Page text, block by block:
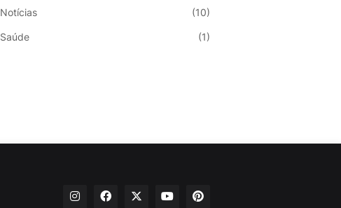
Notícias (10)
Saúde (1)